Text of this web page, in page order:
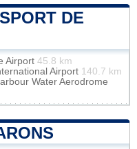
DE
Airport 45.8 km
Airport 140.7 km
Water Aerodrome